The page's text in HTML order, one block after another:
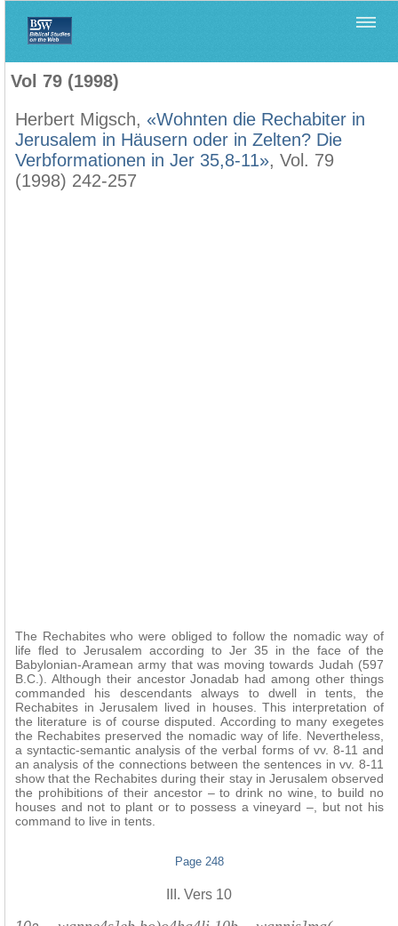
Vol 79 (1998)
Herbert Migsch, «Wohnten die Rechabiter in
Jerusalem in Häusern oder in Zelten? Die
Verbformationen in Jer 35,8-11», Vol. 79
(1998) 242-257
The Rechabites who were obliged to follow the nomadic way of
life fled to Jerusalem according to Jer 35 in the face of the
Babylonian-Aramean army that was moving towards Judah (597
B.C.). Although their ancestor Jonadab had among other things
commanded his descendants always to dwell in tents, the
Rechabites in Jerusalem lived in houses. This interpretation of
the literature is of course disputed. According to many exegetes
the Rechabites preserved the nomadic way of life. Nevertheless,
a syntactic-semantic analysis of the verbal forms of vv. 8-11 and
an analysis of the connections between the sentences in vv. 8-11
show that the Rechabites during their stay in Jerusalem observed
the prohibitions of their ancestor – to drink no wine, to build no
houses and not to plant or to possess a vineyard –, but not his
command to live in tents.
Page 248
III. Vers 10